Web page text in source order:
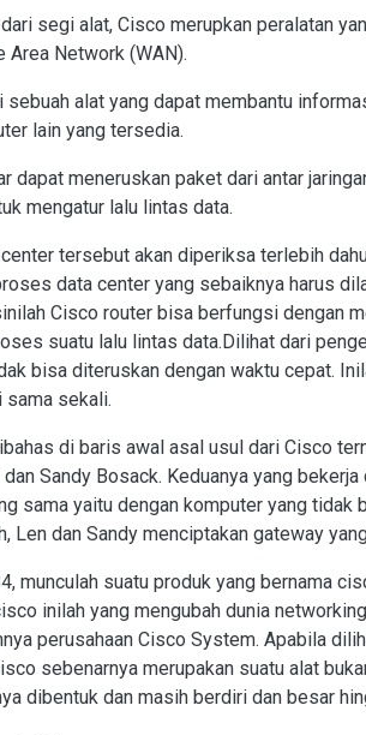
segi alat, Cisco merupkan peralatan
Area Network (WAN).
alat yang dapat membantu
lain yang tersedia.
dapat meneruskan paket dari antar
mengatur lalu lintas data.
tersebut akan diperiksa terlebih
data center yang sebaiknya harus
Cisco router bisa berfungsi dengan
suatu lalu lintas data.Dilihat dari
bisa diteruskan dengan waktu cepat.
sama sekali.
di baris awal asal usul dari Cisco
Sandy Bosack. Keduanya yang
sama yaitu dengan komputer yang
Len dan Sandy menciptakan gateway
munculah suatu produk yang bernama
inilah yang mengubah dunia
perusahaan Cisco System. Apabila
sebenarnya merupakan suatu alat
dibentuk dan masih berdiri dan besar